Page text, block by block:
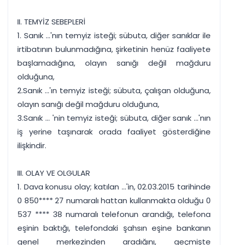
II. TEMYİZ SEBEPLERİ
1. Sanık ...'nın temyiz isteği; sübuta, diğer sanıklar ile
irtibatının bulunmadığına, şirketinin henüz faaliyete
başlamadığına, olayın sanığı değil mağduru
olduğuna,
2.Sanık ...'ın temyiz isteği; sübuta, çalışan olduğuna,
olayın sanığı değil mağduru olduğuna,
3.Sanık ... 'nin temyiz isteği; sübuta, diğer sanık ...'nın
iş yerine taşınarak orada faaliyet gösterdiğine
ilişkindir.
III. OLAY VE OLGULAR
1. Dava konusu olay; katılan ...'in, 02.03.2015 tarihinde
0 850**** 27 numaralı hattan kullanmakta olduğu 0
537 **** 38 numaralı telefonun arandığı, telefona
eşinin baktığı, telefondaki şahsın eşine bankanın
genel merkezinden aradığını, geçmişte